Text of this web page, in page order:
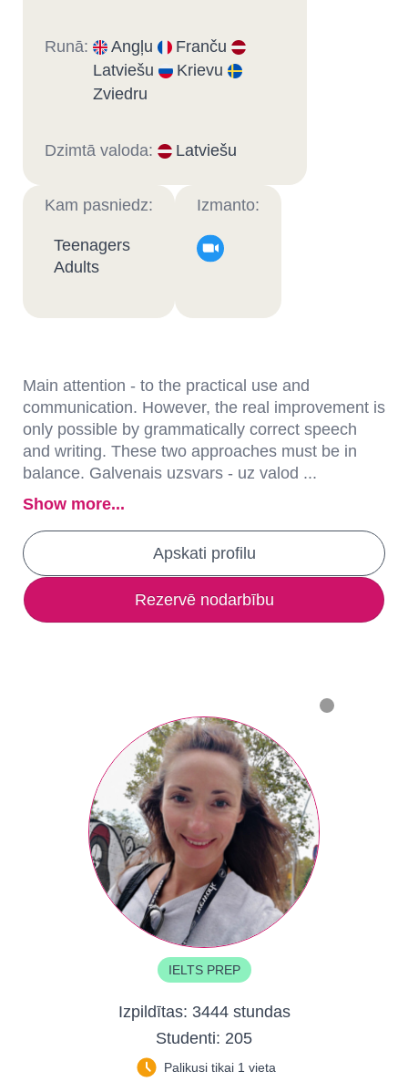
Runā: Angļu
Franču
Latviešu
Krievu
Zviedru
Dzimtā valoda: Latviešu
Kam pasniedz:
Teenagers
Adults
Izmanto:
Main attention - to the practical use and
communication. However, the real improvement is
only possible by grammatically correct speech
and writing. These two approaches must be in
balance. Galvenais uzsvars - uz valod ...
Show more...
Apskati profilu
Rezervē nodarbību
IELTS PREP
Izpildītas: 3444 stundas
Studenti: 205
Palikusi tikai 1 vieta